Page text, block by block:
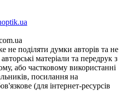
не поділяти думки авторів та не
матеріали та передрук з
або частковому використанні
посилання на
(для інтернет-ресурсів